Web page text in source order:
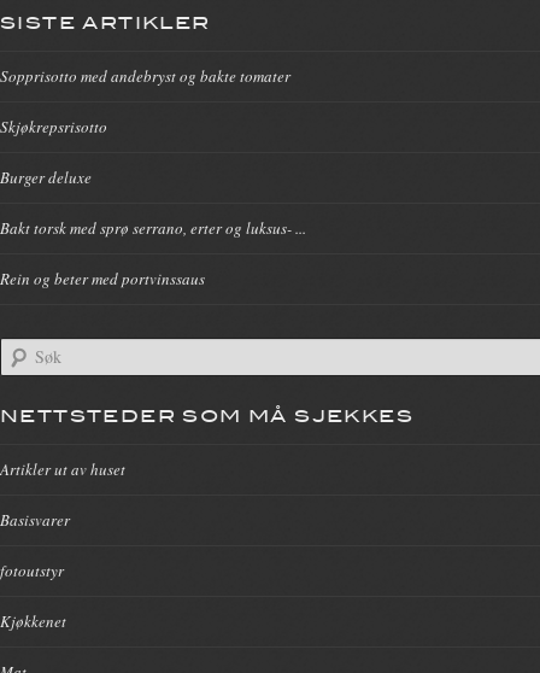
SISTE ARTIKLER
Sopprisotto med andebryst og bakte tomater
Skjøkrepsrisotto
Burger deluxe
Bakt torsk med sprø serrano, erter og luksus- ...
Rein og beter med portvinssaus
NETTSTEDER SOM MÅ SJEKKES
Artikler ut av huset
Basisvarer
fotoutstyr
Kjøkkenet